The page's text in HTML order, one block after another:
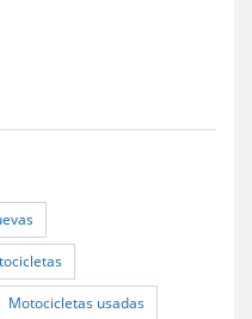
Motocicletas usadas